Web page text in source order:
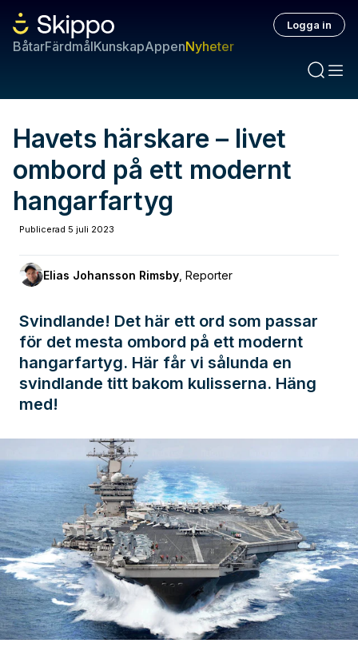
BåtarFärdmålKunskapAppenNyheter
Logga in
Havets härskare – livet
ombord på ett modernt
hangarfartyg
Publicerad 5 juli 2023
Elias Johansson Rimsby Reporter
Svindlande! Det här ett ord som passar
för det mesta ombord på ett modernt
hangarfartyg. Här får vi sålunda en
svindlande titt bakom kulisserna. Häng
med!